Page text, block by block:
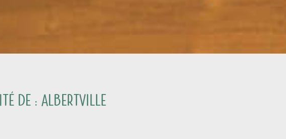
de : Albertville